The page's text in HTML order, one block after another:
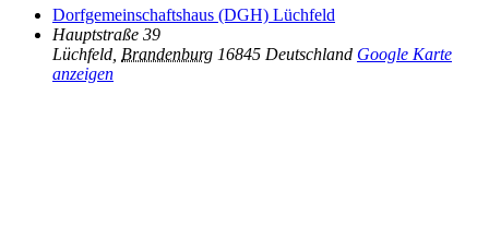
Dorfgemeinschaftshaus (DGH) Lüchfeld
Hauptstraße 39
Lüchfeld Brandenburg 16845 Deutschland Google Karte
anzeigen